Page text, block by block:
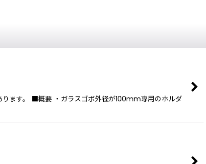
ます。 ■概要 ・ガラスゴボ外径が100mm専用のホルダ